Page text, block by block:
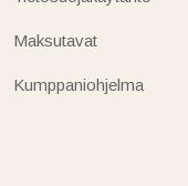
Maksutavat
Kumppaniohjelma